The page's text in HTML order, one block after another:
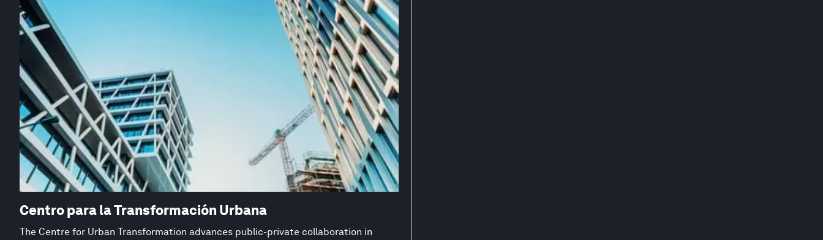
Centro para la Transformación Urbana
The Centre for Urban Transformation advances public-private collaboration in